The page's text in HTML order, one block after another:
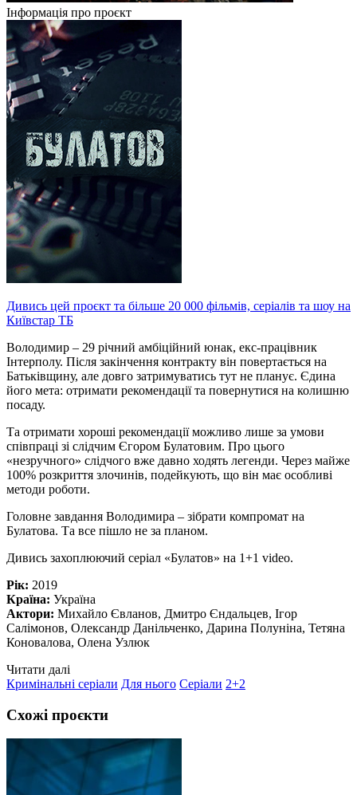
Інформація про проєкт
Дивись цей проєкт та більше 20 000 фільмів, серіалів та шоу на
Київстар ТБ
Володимир – 29 річний амбіційний юнак, екс-працівник
Інтерполу. Після закінчення контракту він повертається на
Батьківщину, але довго затримуватись тут не планує. Єдина
його мета: отримати рекомендації та повернутися на колишню
посаду.
Та отримати хороші рекомендації можливо лише за умови
співпраці зі слідчим Єгором Булатовим. Про цього
«незручного» слідчого вже давно ходять легенди. Через майже
100% розкриття злочинів, подейкують, що він має особливі
методи роботи.
Головне завдання Володимира – зібрати компромат на
Булатова. Та все пішло не за планом.
Дивись захоплюючий серіал «Булатов» на 1+1 video.
Рік: 2019
Країна: Україна
Актори: Михайло Євланов, Дмитро Єндальцев, Ігор
Салімонов, Олександр Данільченко, Дарина Полуніна, Тетяна
Коновалова, Олена Узлюк
Читати далі
Кримінальні серіали Для нього Серіали 2+2
Схожі проєкти